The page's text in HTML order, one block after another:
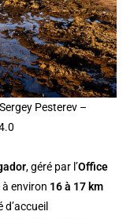
Pesterev –
, géré par l’Office
à environ 16 à 17 km